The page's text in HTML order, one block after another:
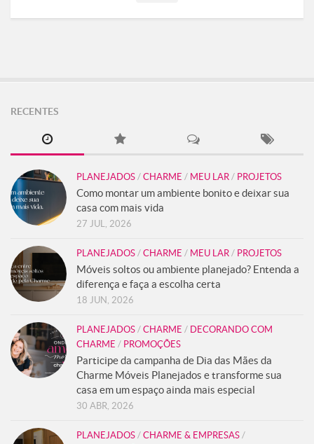
RECENTES
PLANEJADOS / CHARME / MEU LAR / PROJETOS
Como montar um ambiente bonito e deixar sua
casa com mais vida
27 JUL, 2026
PLANEJADOS / CHARME / MEU LAR / PROJETOS
Móveis soltos ou ambiente planejado? Entenda a
diferença e faça a escolha certa
18 JUN, 2026
PLANEJADOS / CHARME / DECORANDO COM
CHARME / PROMOÇÕES
Participe da campanha de Dia das Mães da
Charme Móveis Planejados e transforme sua
casa em um espaço ainda mais especial
30 ABR, 2026
PLANEJADOS / CHARME & EMPRESAS /